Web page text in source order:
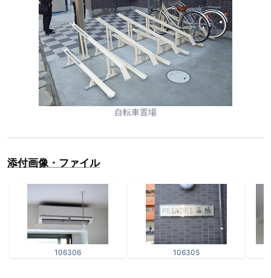
自転車置場
添付画像・ファイル
106306 106305